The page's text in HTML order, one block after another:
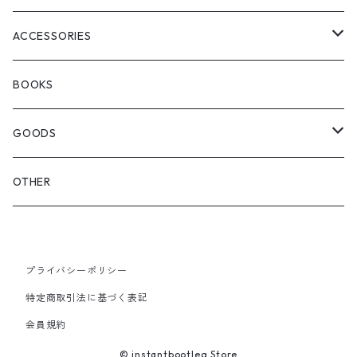
WOODBLOCK
SEDAN ALL-PURPOSE
BOOTS
BACKPACK
SHOULDER
OTHER BAGS
ACCESSORIES
EYE WEAR
CAP&HAT
GLOVES&SCARF
SHOULDER
SMALL BAG
BOOKS
GOODS
TOY
PINS& PINBACK
SOX
OTHER
プライバシーポリシー
特定商取引法に基づく表記
会員規約
© instantbootleg Store